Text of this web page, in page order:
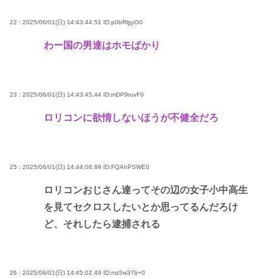
22 : 2025/06/01(日) 14:43:44.51 ID:p0bRlgyO0
わー国の男達はホモばかり
23 : 2025/06/01(日) 14:43:45.44 ID:mDP9ruvF0
ロリコンに欲情しないほうが不健全だろ
25 : 2025/06/01(日) 14:44:06.89 ID:FQAhPSWE0
ロリコンおじさん達ってその辺の女子小中高生
を見てセクロスしたいとか思ってるんだろけ
ど、それしたら逮捕される
26 : 2025/06/01(日) 14:45:02.49 ID:mz5w37b+0